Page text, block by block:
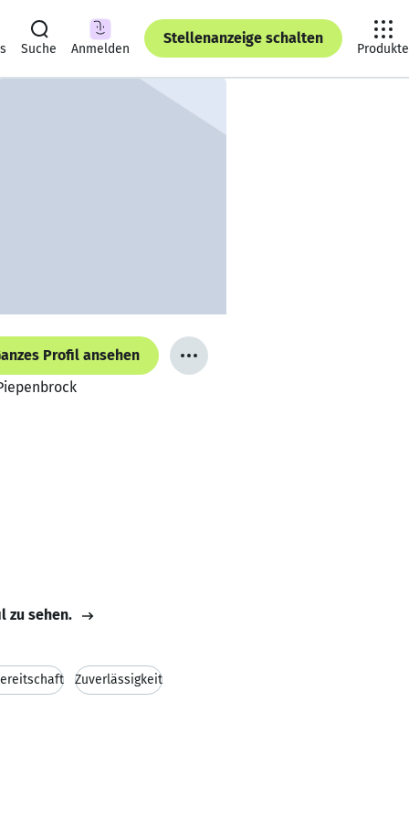
Suche Anmelden
Stellenanzeige schalten
Produkte
Profil ansehen
zu sehen.
Zuverlässigkeit